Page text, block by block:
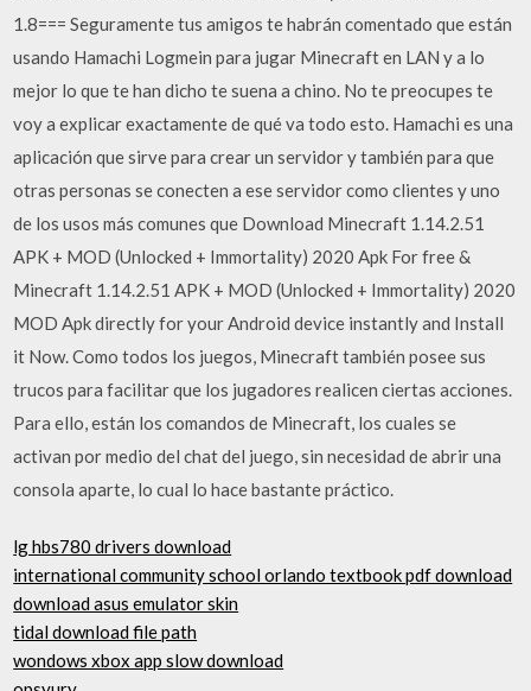
1.8=== Seguramente tus amigos te habrán comentado que están
usando Hamachi Logmein para jugar Minecraft en LAN y a lo
mejor lo que te han dicho te suena a chino. No te preocupes te
voy a explicar exactamente de qué va todo esto. Hamachi es una
aplicación que sirve para crear un servidor y también para que
otras personas se conecten a ese servidor como clientes y uno
de los usos más comunes que Download Minecraft 1.14.2.51
APK + MOD (Unlocked + Immortality) 2020 Apk For free &
Minecraft 1.14.2.51 APK + MOD (Unlocked + Immortality) 2020
MOD Apk directly for your Android device instantly and Install
it Now. Como todos los juegos, Minecraft también posee sus
trucos para facilitar que los jugadores realicen ciertas acciones.
Para ello, están los comandos de Minecraft, los cuales se
activan por medio del chat del juego, sin necesidad de abrir una
consola aparte, lo cual lo hace bastante práctico.
lg hbs780 drivers download
international community school orlando textbook pdf download
download asus emulator skin
tidal download file path
wondows xbox app slow download